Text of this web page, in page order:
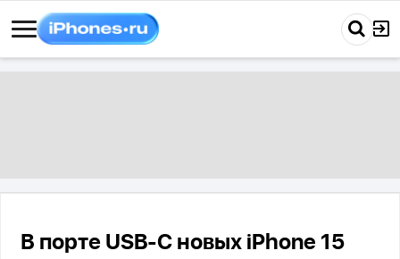
В порте USB-C новых iPhone 15